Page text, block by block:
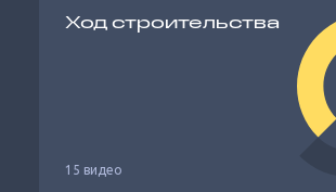
Ход строительства
15 видео